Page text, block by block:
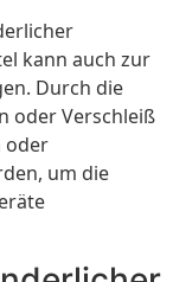
kann auch zur
Durch die
oder Verschleiß
oder
um die